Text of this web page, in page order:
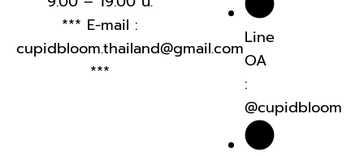
*** E-mail :
cupidbloom.thailand@gmail.com
***
Line
OA
:
@cupidbloom